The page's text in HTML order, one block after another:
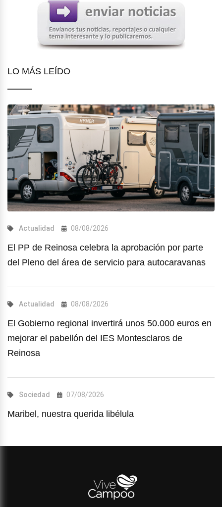
LO MÁS LEÍDO
Actualidad 08/08/2026
El PP de Reinosa celebra la aprobación por parte
del Pleno del área de servicio para autocaravanas
Actualidad 08/08/2026
El Gobierno regional invertirá unos 50.000 euros en
mejorar el pabellón del IES Montesclaros de
Reinosa
Sociedad 07/08/2026
Maribel, nuestra querida libélula